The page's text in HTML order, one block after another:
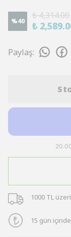
%40
₺ 4,314.00
₺
Paylaş:
1000 TL
15 gün